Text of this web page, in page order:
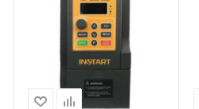
Частота, Гц
Номинальный ток на